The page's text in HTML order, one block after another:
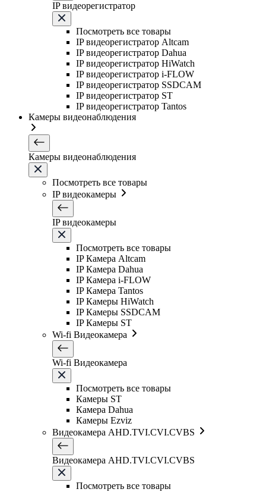
IP видеорегистратор
Посмотреть все товары
IP видеорегистратор Altcam
IP видеорегистратор Dahua
IP видеорегистратор HiWatch
IP видеорегистратор i-FLOW
IP видеорегистратор SSDCAM
IP видеорегистратор ST
IP видеорегистратор Tantos
Камеры видеонаблюдения
Камеры видеонаблюдения
Посмотреть все товары
IP видеокамеры
IP видеокамеры
Посмотреть все товары
IP Камера Altcam
IP Камера Dahua
IP Камера i-FLOW
IP Камера Tantos
IP Камеры HiWatch
IP Камеры SSDCAM
IP Камеры ST
Wi-fi Видеокамера
Wi-fi Видеокамера
Посмотреть все товары
Камеры ST
Камера Dahua
Камеры Ezviz
Видеокамера AHD.TVI.CVI.CVBS
Видеокамера AHD.TVI.CVI.CVBS
Посмотреть все товары